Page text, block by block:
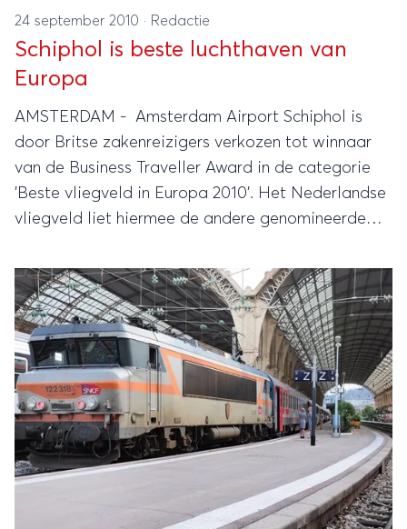
24 september 2010 · Redactie
Schiphol is beste luchthaven van
Europa
AMSTERDAM - Amsterdam Airport Schiphol is
door Britse zakenreizigers verkozen tot winnaar
van de Business Traveller Award in de categorie
'Beste vliegveld in Europa 2010'. Het Nederlandse
vliegveld liet hiermee de andere genomineerde